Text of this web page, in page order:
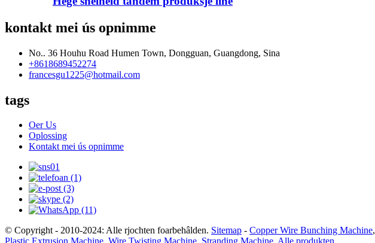
kontakt mei ús opnimme
No.. 36 Houhu Road Humen Town, Dongguan, Guangdong, Sina
+8618689452274
francesgu1225@hotmail.com
tags
Oer Us
Oplossing
Kontakt mei ús opnimme
© Copyright - 2010-2024: Alle rjochten foarbehâlden. Sitemap - Copper Wire Bunching Machine,